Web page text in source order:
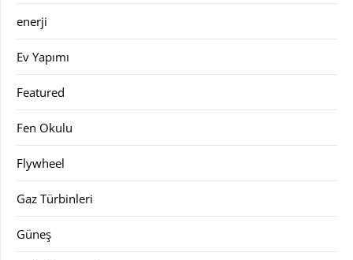
enerji
Ev Yapımı
Featured
Fen Okulu
Flywheel
Gaz Türbinleri
Güneş